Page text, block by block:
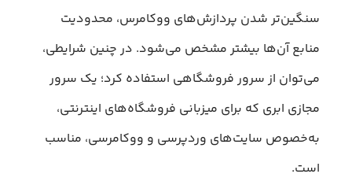
سنگین‌تر شدن پردازش‌های ووکامرس، محدودیت
منابع آن‌ها بیشتر مشخص می‌شود. در چنین شرایطی،
می‌توان از سرور فروشگاهی استفاده کرد؛ یک سرور
مجازی ابری که برای میزبانی فروشگاه‌های اینترنتی،
به‌خصوص سایت‌های وردپرسی و ووکامرسی، مناسب
است.